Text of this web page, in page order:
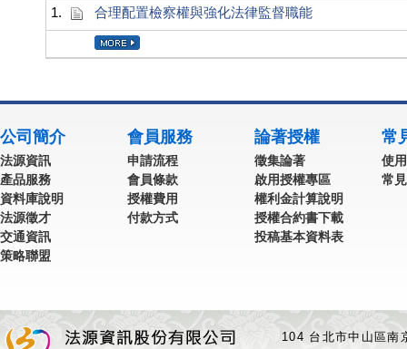
1.
合理配置檢察權與強化法律監督職能
公司簡介
法源資訊
產品服務
資料庫說明
法源徵才
交通資訊
策略聯盟
會員服務
申請流程
會員條款
授權費用
付款方式
論著授權
徵集論著
啟用授權專區
權利金計算說明
授權合約書下載
投稿基本資料表
常
使
常
104 台北市中山區